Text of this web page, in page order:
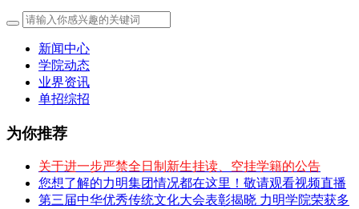
新闻中心
学院动态
业界资讯
单招综招
为你推荐
关于进一步严禁全日制新生挂读、空挂学籍的公告
您想了解的力明集团情况都在这里！敬请观看视频直播
第三届中华优秀传统文化大会表彰揭晓 力明学院荣获多